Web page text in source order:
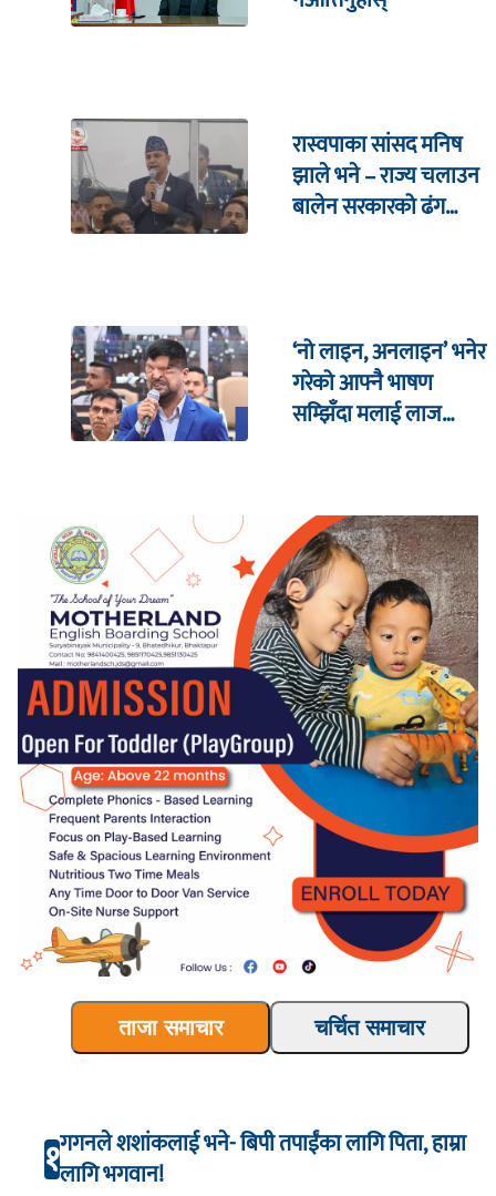
रास्वपाका सांसद मनिष
झाले भने – राज्य चलाउन
बालेन सरकारको ढंग
‘नो लाइन, अनलाइन’ भनेर
गरेको आफ्नै भाषण
सम्झिँदा मलाई लाज
ताजा समाचार चर्चित समाचार
१गगनले शशांकलाई भने- बिपी तपाईंका लागि पिता, हाम्रा
लागि भगवान!